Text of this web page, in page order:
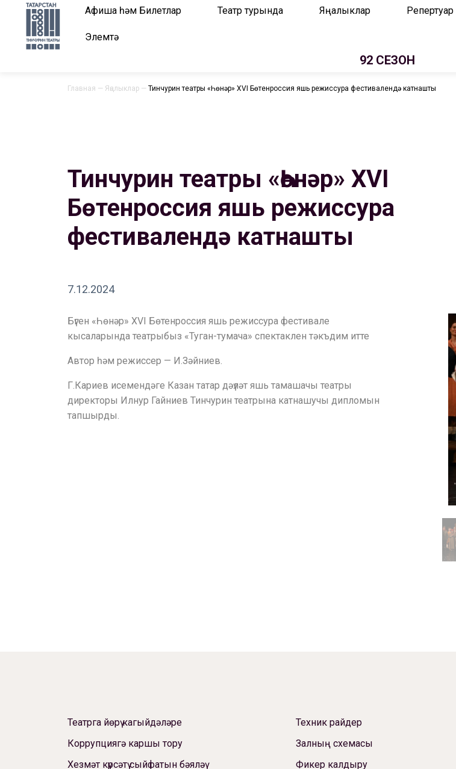
Афиша һәм Билетлар Театр турында Яңалыклар Репертуар
Элемтә
92 СЕЗОН
Главная — Яңалыклар — Тинчурин театры «Һөнәр» XVI Бөтенроссия яшь режиссура фестивалендә катнашты
Тинчурин театры «Һөнәр» XVI
Бөтенроссия яшь режиссура
фестивалендә катнашты
7.12.2024
Бүген «Һөнәр» XVI Бөтенроссия яшь режиссура фестивале
кысаларында театрыбыз «Туган-тумача» спектаклен тәкъдим итте
Автор һәм режиссер — И.Зәйниев.
Г.Кариев исемендәге Казан татар дәүләт яшь тамашачы театры
директоры Илнур Гайниев Тинчурин театрына катнашучы дипломын
тапшырды.
Театрга йөрү кагыйдәләре
Коррупциягә каршы тору
Хезмәт күрсәтү сыйфатын бәяләү
Техник райдер
Залның схемасы
Фикер калдыру